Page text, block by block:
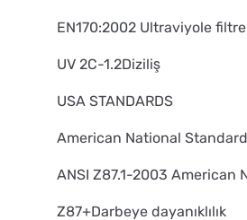
EN170:2002 Ultraviyole
UV 2C-1.2Diziliş
USA STANDARDS
American National
ANSI Z87.1-2003
Z87+Darbeye dayanıklılık